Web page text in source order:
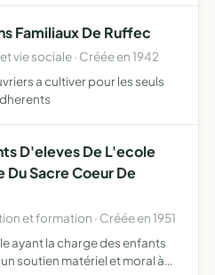
Familiaux De Ruffec
vie sociale · Créée en 1942
a cultiver pour les seuls
D'eleves De L'ecole
Du Sacre Coeur De
et formation · Créée en 1951
ayant la charge des enfants
soutien matériel et moral à